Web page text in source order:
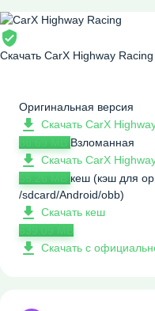
Скачать CarX Highway
Оригинальная версия
Скачать CarX
Взломанная
Скачать CarX
кеш (кэш для
/sdcard/Android/obb)
Скачать кеш
Скачать с